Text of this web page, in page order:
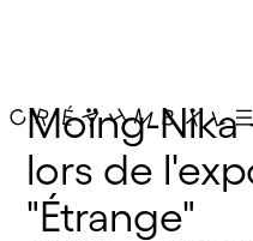
Moïng-
lors de
"Étrange"